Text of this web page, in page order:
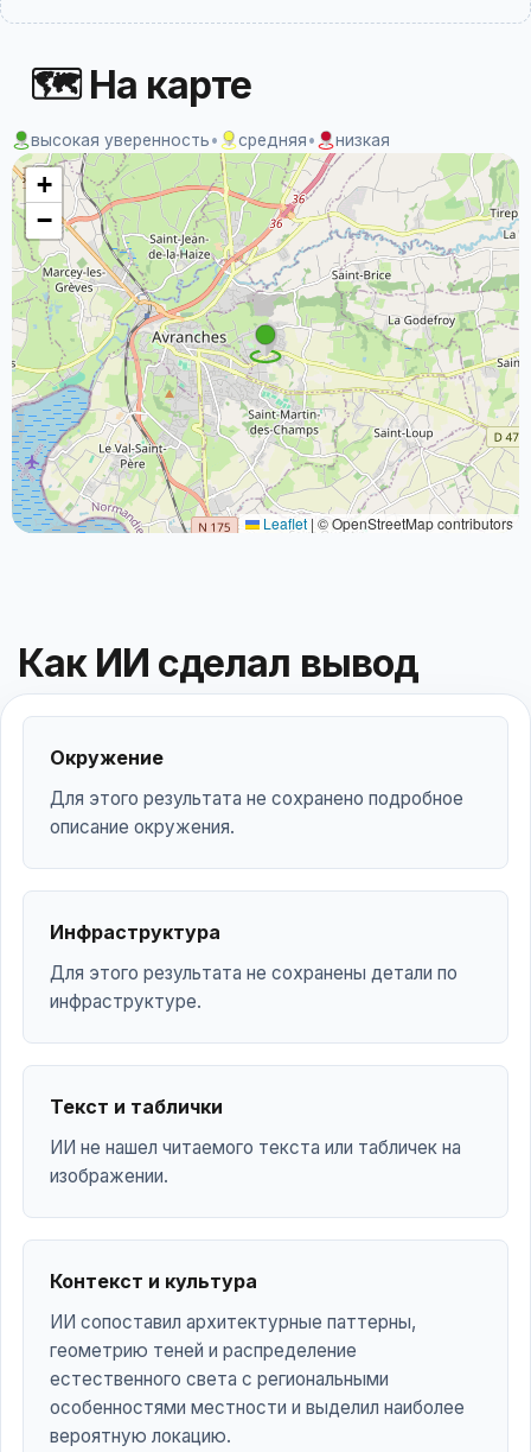
🗺 На карте
высокая уверенность• средняя• низкая
+
−
Leaflet | © OpenStreetMap contributors
Как ИИ сделал вывод
Окружение
Для этого результата не сохранено подробное
описание окружения.
Инфраструктура
Для этого результата не сохранены детали по
инфраструктуре.
Текст и таблички
ИИ не нашел читаемого текста или табличек на
изображении.
Контекст и культура
ИИ сопоставил архитектурные паттерны,
геометрию теней и распределение
естественного света с региональными
особенностями местности и выделил наиболее
вероятную локацию.